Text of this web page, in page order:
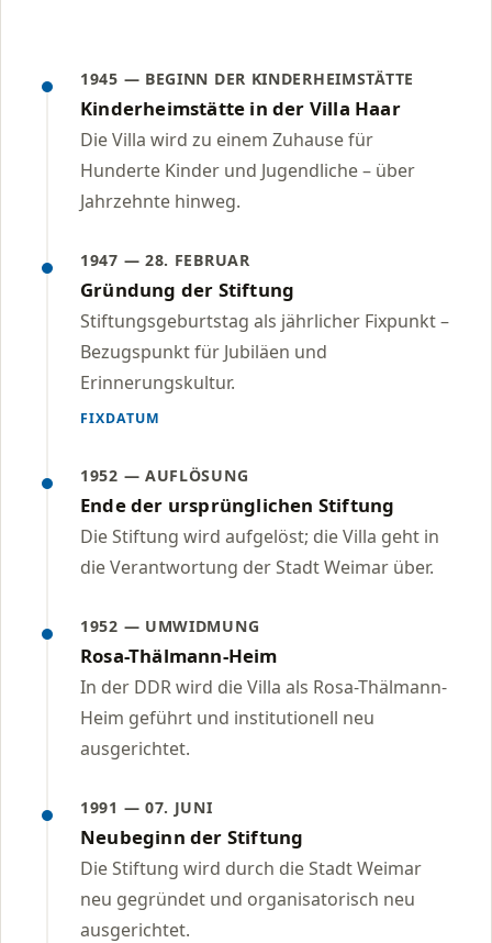
1945 — BEGINN DER KINDERHEIMSTÄTTE
Kinderheimstätte in der Villa Haar
Die Villa wird zu einem Zuhause für
Hunderte Kinder und Jugendliche – über
Jahrzehnte hinweg.
1947 — 28. FEBRUAR
Gründung der Stiftung
Stiftungsgeburtstag als jährlicher Fixpunkt –
Bezugspunkt für Jubiläen und
Erinnerungskultur.
FIXDATUM
1952 — AUFLÖSUNG
Ende der ursprünglichen Stiftung
Die Stiftung wird aufgelöst; die Villa geht in
die Verantwortung der Stadt Weimar über.
1952 — UMWIDMUNG
Rosa-Thälmann-Heim
In der DDR wird die Villa als Rosa-Thälmann-
Heim geführt und institutionell neu
ausgerichtet.
1991 — 07. JUNI
Neubeginn der Stiftung
Die Stiftung wird durch die Stadt Weimar
neu gegründet und organisatorisch neu
ausgerichtet.